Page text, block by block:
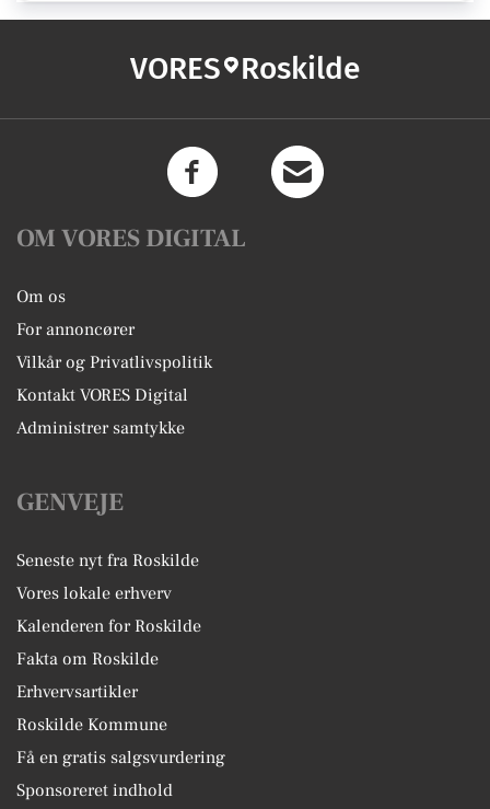
VORES Roskilde
OM VORES DIGITAL
Om os
For annoncører
Vilkår og Privatlivspolitik
Kontakt VORES Digital
Administrer samtykke
GENVEJE
Seneste nyt fra Roskilde
Vores lokale erhverv
Kalenderen for Roskilde
Fakta om Roskilde
Erhvervsartikler
Roskilde Kommune
Få en gratis salgsvurdering
Sponsoreret indhold